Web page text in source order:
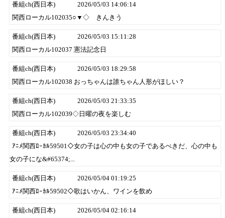
番組ch(西日本)
2026/05/03 14:06:14
関西ローカル102035○▼◇ きんきう
番組ch(西日本)
2026/05/03 15:11:28
関西ローカル102037 憲法記念日
番組ch(西日本)
2026/05/03 18:29:58
関西ローカル102038 おっちゃんは誰ちゃん人形がほしい？
番組ch(西日本)
2026/05/03 21:33:35
関西ローカル102039◇日曜の夜を楽しむ
番組ch(西日本)
2026/05/03 23:34:40
ｱﾆﾒ関西ﾛｰｶﾙ59501◇女の子は心の中も女の子であるべきだ、心の中も
女の子にな&#65374;...
番組ch(西日本)
2026/05/04 01:19:25
ｱﾆﾒ関西ﾛｰｶﾙ59502◇歌はいかん、ワインを飲め
番組ch(西日本)
2026/05/04 02:16:14